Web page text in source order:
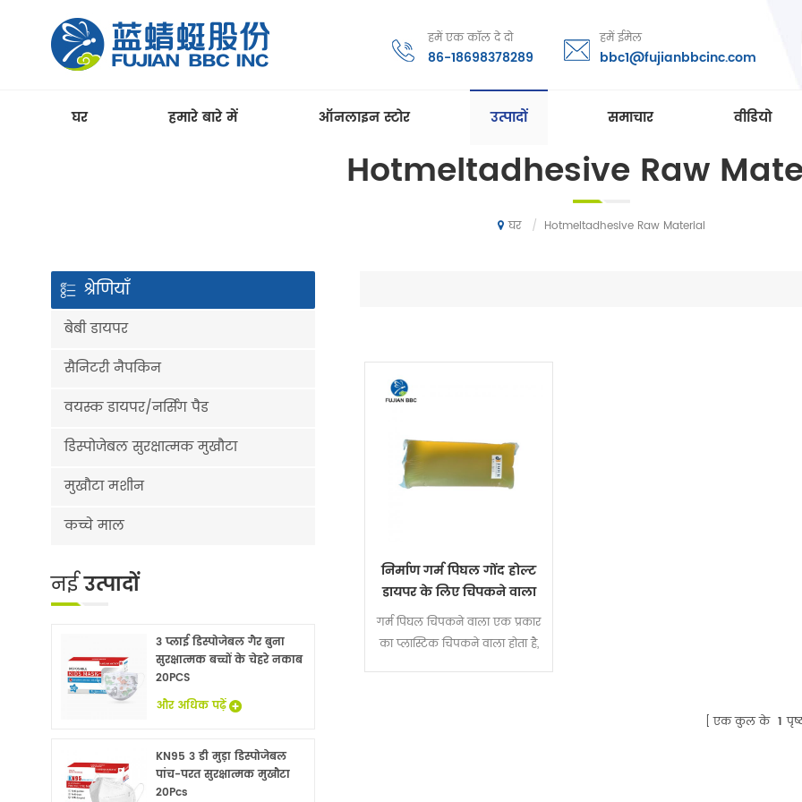
हमें एक कॉल दे दो
86-18698378289
हमें ईमेल
bbc1@fujianbbcinc.com
घर हमारे बारे में ऑनलाइन स्टोर उत्पादों समाचार वीडियो
Hotmeltadhesive Raw
घर / Hotmeltadhesive Raw Material
निर्माण गर्म पिघल गोंद होल्ट
डायपर के लिए चिपकने वाला
कच्चा माल पिघलाएं
गर्म पिघल चिपकने वाला एक प्रकार
का प्लास्टिक चिपकने वाला होता है,
एक कुल के 1
श्रेणियाँ
बेबी डायपर
सैनिटरी नैपकिन
वयस्क डायपर/नर्सिंग पैड
डिस्पोजेबल सुरक्षात्मक मुखौटा
मुखौटा मशीन
कच्चे माल
नईउत्पादों
3 प्लाई डिस्पोजेबल गैर बुना
सुरक्षात्मक बच्चों के चेहरे नकाब
20PCS
और अधिक पढ़ें
KN95 3 डी मुड़ा डिस्पोजेबल
पांच-परत सुरक्षात्मक मुखौटा
20Pcs